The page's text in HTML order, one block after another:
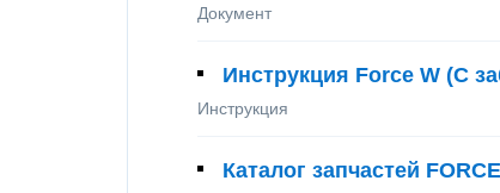
Документ
Инструкция Force W (С
Инструкция
Каталог запчастей